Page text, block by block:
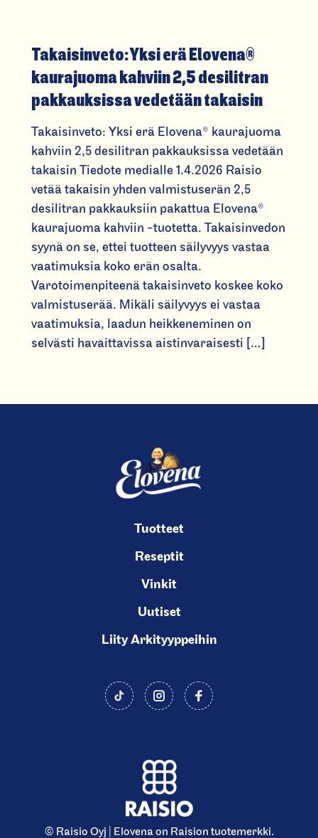
Takaisinveto: Yksi erä Elovena®
kaurajuoma kahviin 2,5 desilitran
pakkauksissa vedetään takaisin
Takaisinveto: Yksi erä Elovena® kaurajuoma
kahviin 2,5 desilitran pakkauksissa vedetään
takaisin Tiedote medialle 1.4.2026 Raisio
vetää takaisin yhden valmistuserän 2,5
desilitran pakkauksiin pakattua Elovena®
kaurajuoma kahviin -tuotetta. Takaisinvedon
syynä on se, ettei tuotteen säilyvyys vastaa
vaatimuksia koko erän osalta.
Varotoimenpiteenä takaisinveto koskee koko
valmistuserää. Mikäli säilyvyys ei vastaa
vaatimuksia, laadun heikkeneminen on
selvästi havaittavissa aistinvaraisesti […]
Tuotteet
Reseptit
Vinkit
Uutiset
Liity Arkityyppeihin
© Raisio Oyj | Elovena on Raision tuotemerkki.